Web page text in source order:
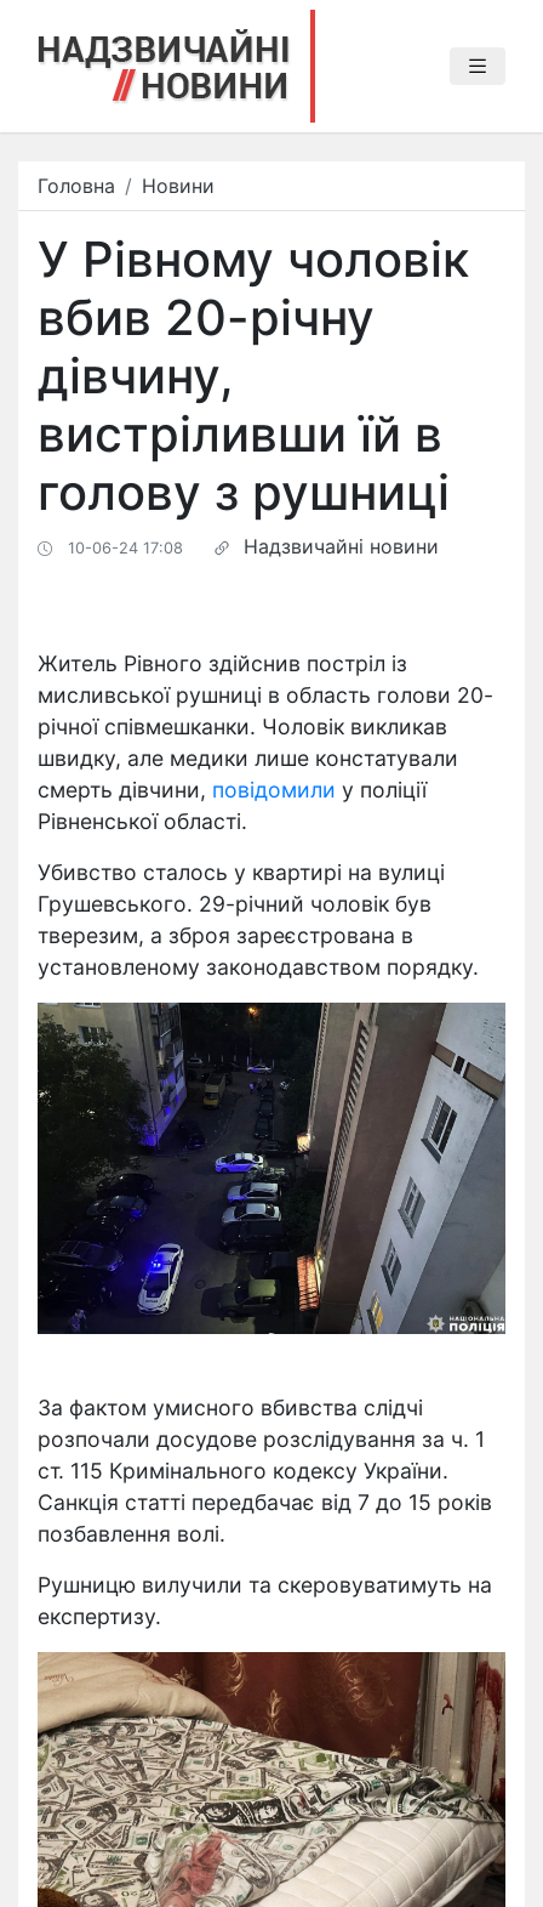
Головна Новини
У Рівному чоловік
вбив 20-річну
дівчину,
вистріливши їй в
голову з рушниці
10-06-24 17:08 Надзвичайні новини
Житель Рівного здійснив постріл із
мисливської рушниці в область голови 20-
річної співмешканки. Чоловік викликав
швидку, але медики лише констатували
смерть дівчини, повідомили у поліції
Рівненської області.
Убивство сталось у квартирі на вулиці
Грушевського. 29-річний чоловік був
тверезим, а зброя зареєстрована в
установленому законодавством порядку.
За фактом умисного вбивства слідчі
розпочали досудове розслідування за ч. 1
ст. 115 Кримінального кодексу України.
Санкція статті передбачає від 7 до 15 років
позбавлення волі.
Рушницю вилучили та скеровуватимуть на
експертизу.